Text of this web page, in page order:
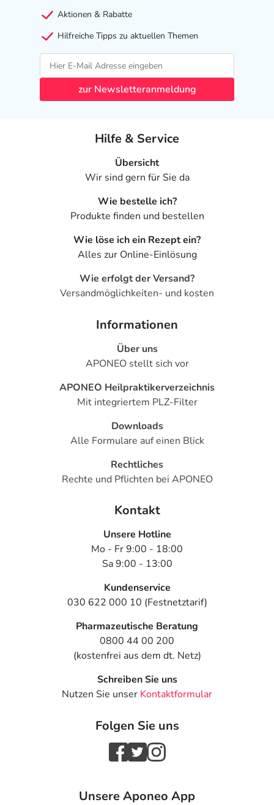
Aktionen & Rabatte
Hilfreiche Tipps zu aktuellen Themen
zur Newsletteranmeldung
Hilfe & Service
Übersicht
Wir sind gern für Sie da
Wie bestelle ich?
Produkte finden und bestellen
Wie löse ich ein Rezept ein?
Alles zur Online-Einlösung
Wie erfolgt der Versand?
Versandmöglichkeiten- und kosten
Informationen
Über uns
APONEO stellt sich vor
APONEO Heilpraktikerverzeichnis
Mit integriertem PLZ-Filter
Downloads
Alle Formulare auf einen Blick
Rechtliches
Rechte und Pflichten bei APONEO
Kontakt
Unsere Hotline
Mo - Fr 9:00 - 18:00
Sa 9:00 - 13:00
Kundenservice
030 622 000 10 (Festnetztarif)
Pharmazeutische Beratung
0800 44 00 200
(kostenfrei aus dem dt. Netz)
Schreiben Sie uns
Nutzen Sie unser Kontaktformular
Folgen Sie uns
Unsere Aponeo App